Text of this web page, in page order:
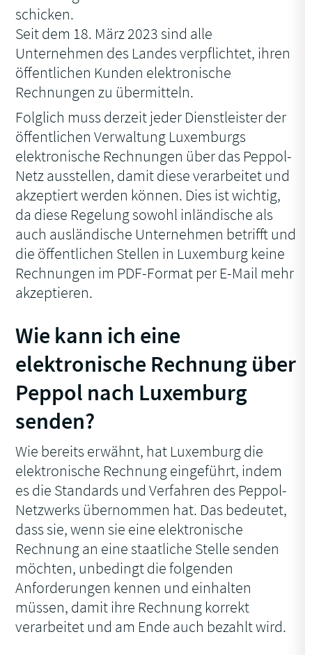
schicken.
Seit dem 18. März 2023 sind alle
Unternehmen des Landes verpflichtet, ihren
öffentlichen Kunden elektronische
Rechnungen zu übermitteln.
Folglich muss derzeit jeder Dienstleister der
öffentlichen Verwaltung Luxemburgs
elektronische Rechnungen über das Peppol-
Netz ausstellen, damit diese verarbeitet und
akzeptiert werden können. Dies ist wichtig,
da diese Regelung sowohl inländische als
auch ausländische Unternehmen betrifft und
die öffentlichen Stellen in Luxemburg keine
Rechnungen im PDF-Format per E-Mail mehr
akzeptieren.
Wie kann ich eine
elektronische Rechnung über
Peppol nach Luxemburg
senden?
Wie bereits erwähnt, hat Luxemburg die
elektronische Rechnung eingeführt, indem
es die Standards und Verfahren des Peppol-
Netzwerks übernommen hat. Das bedeutet,
dass sie, wenn sie eine elektronische
Rechnung an eine staatliche Stelle senden
möchten, unbedingt die folgenden
Anforderungen kennen und einhalten
müssen, damit ihre Rechnung korrekt
verarbeitet und am Ende auch bezahlt wird.